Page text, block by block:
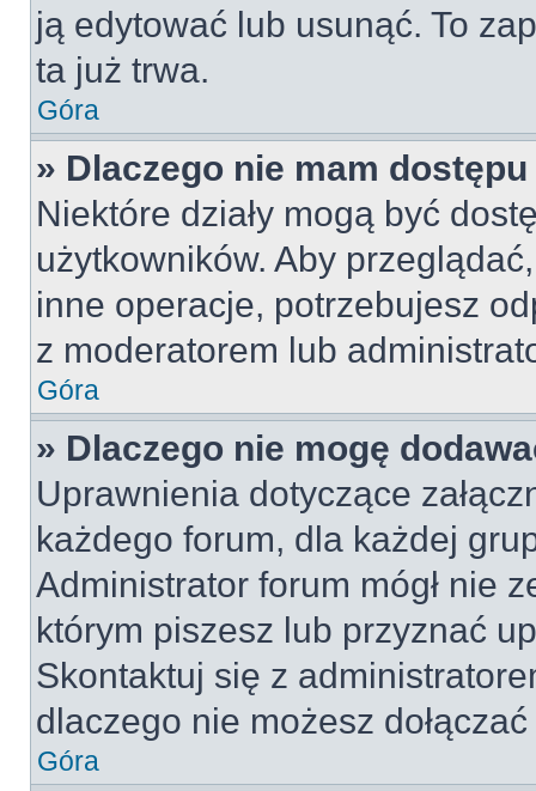
ją edytować lub usunąć. To
ta już trwa.
Góra
» Dlaczego nie mam dostępu
Niektóre działy mogą być
użytkowników. Aby
inne operacje, potrzebujesz
z moderatorem lub
Góra
» Dlaczego nie mogę
Uprawnienia dotyczące
każdego forum, dla każdej
Administrator forum mógł nie
którym piszesz lub przyznać
Skontaktuj się z
dlaczego nie możesz
Góra